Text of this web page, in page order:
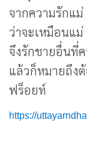
จากความรักแม่
ว่าจะเหมือนแ
จึงรักชายอื่นที่
แล้วก็หมายถึง
ฟร็อยท์
https://